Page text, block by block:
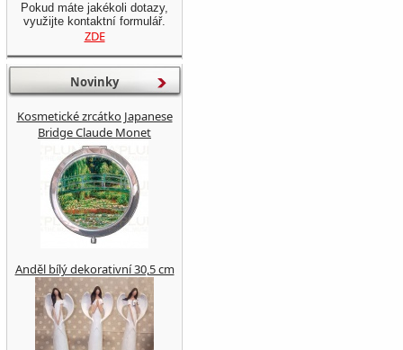
Pokud máte jakékoli dotazy,
využijte kontaktní formulář.
ZDE
Novinky
Kosmetické zrcátko Japanese
Bridge Claude Monet
Anděl bílý dekorativní 30,5 cm